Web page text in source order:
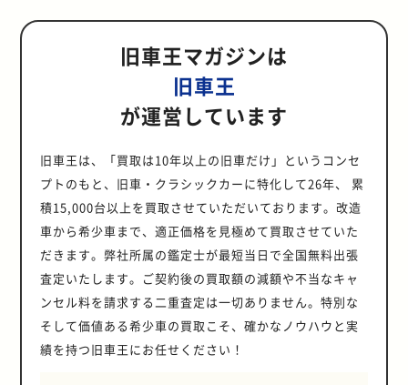
旧車王マガジンは
旧車王
が運営しています
旧車王は、「買取は10年以上の旧車だけ」というコンセ
プトのもと、旧車・クラシックカーに特化して26年、 累
積15,000台以上を買取させていただいております。改造
車から希少車まで、適正価格を見極めて買取させていた
だきます。弊社所属の鑑定士が最短当日で全国無料出張
査定いたします。ご契約後の買取額の減額や不当なキャ
ンセル料を請求する二重査定は一切ありません。特別な
そして価値ある希少車の買取こそ、確かなノウハウと実
績を持つ旧車王にお任せください！